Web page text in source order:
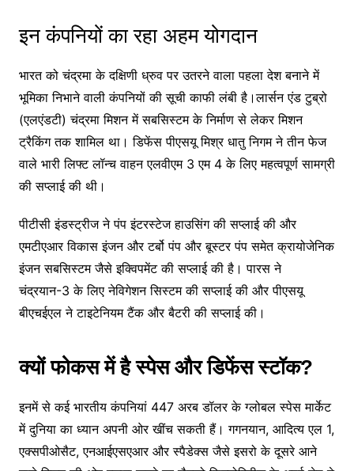
इन कंपनियों का रहा अहम योगदान
भारत को चंद्रमा के दक्षिणी ध्रुव पर उतरने वाला पहला देश बनाने में
भूमिका निभाने वाली कंपनियों की सूची काफी लंबी है।लार्सन एंड टुब्रो
(एलएंडटी) चंद्रमा मिशन में सबसिस्टम के निर्माण से लेकर मिशन
ट्रैकिंग तक शामिल था। डिफेंस पीएसयू मिश्र धातु निगम ने तीन फेज
वाले भारी लिफ्ट लॉन्च वाहन एलवीएम 3 एम 4 के लिए महत्वपूर्ण सामग्री
की सप्लाई की थी।
पीटीसी इंडस्ट्रीज ने पंप इंटरस्टेज हाउसिंग की सप्लाई की और
एमटीएआर विकास इंजन और टर्बो पंप और बूस्टर पंप समेत क्रायोजेनिक
इंजन सबसिस्टम जैसे इक्विपमेंट की सप्लाई की है। पारस ने
चंद्रयान-3 के लिए नेविगेशन सिस्टम की सप्लाई की और पीएसयू
बीएचईएल ने टाइटेनियम टैंक और बैटरी की सप्लाई की।
क्यों फोकस में है स्पेस और डिफेंस स्टॉक?
इनमें से कई भारतीय कंपनियां 447 अरब डॉलर के ग्लोबल स्पेस मार्केट
में दुनिया का ध्यान अपनी ओर खींच सकती हैं। गगनयान, आदित्य एल 1,
एक्सपीओसैट, एनआईएसएआर और स्पैडेक्स जैसे इसरो के दूसरे आने